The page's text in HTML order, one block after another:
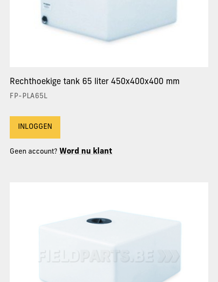
Rechthoekige tank 65 liter 450x400x400 mm
FP-PLA65L
INLOGGEN
Geen account? Word nu klant